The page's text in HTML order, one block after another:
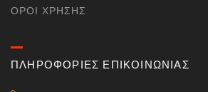
ΌΡΟΙ ΧΡΉΣΗΣ
ΠΛΗΡΟΦΟΡΙΕΣ ΕΠΙΚΟΙΝΩΝΙΑΣ